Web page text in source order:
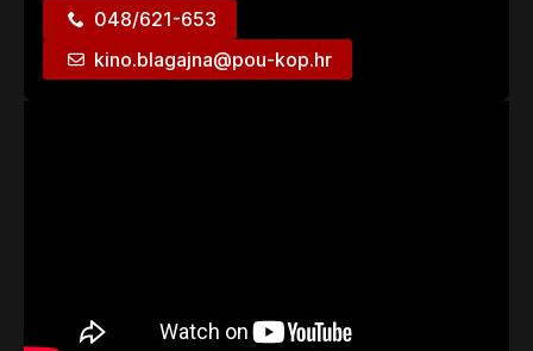
048/621-653
kino.blagajna@pou-kop.hr